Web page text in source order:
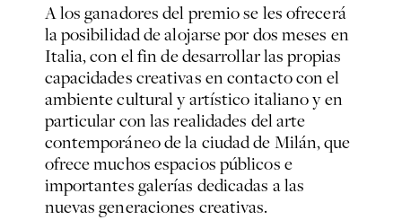
A los ganadores del premio se les ofrecerá
la posibilidad de alojarse por dos meses en
Italia, con el fin de desarrollar las propias
capacidades creativas en contacto con el
ambiente cultural y artístico italiano y en
particular con las realidades del arte
contemporáneo de la ciudad de Milán, que
ofrece muchos espacios públicos e
importantes galerías dedicadas a las
nuevas generaciones creativas.